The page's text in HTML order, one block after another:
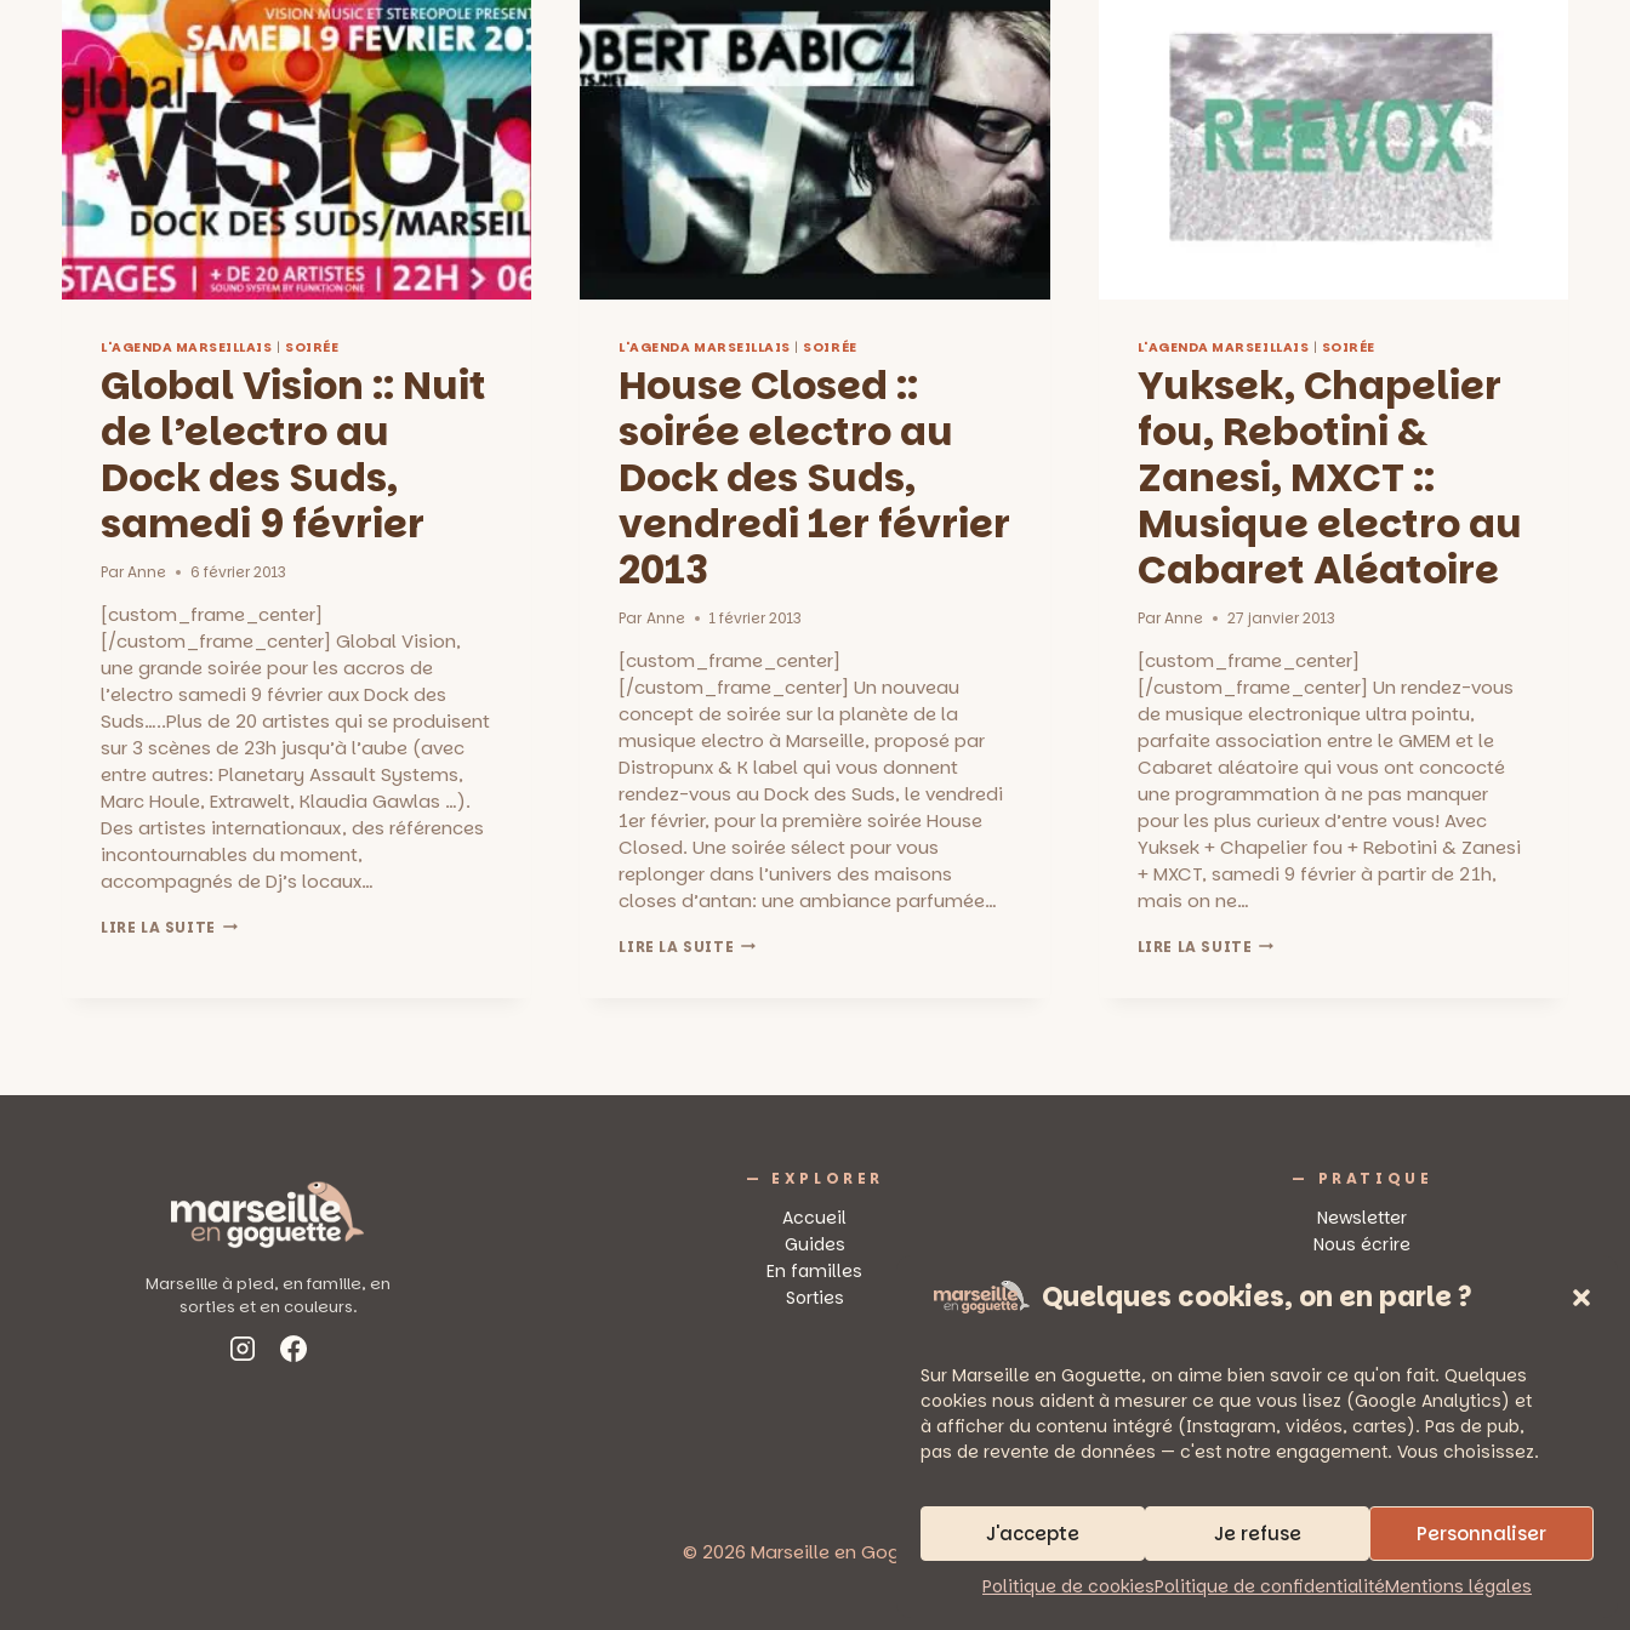
Quelques cookies, on en parle ?
Sur Marseille en Goguette, on aime bien savoir ce qu'on fait. Quelques
cookies nous aident à mesurer ce que vous lisez (Google Analytics) et
à afficher du contenu intégré (Instagram, vidéos, cartes). Pas de pub,
pas de revente de données — c'est notre engagement. Vous choisissez.
J'accepte Je refuse Personnaliser
Politique de cookiesPolitique de confidentialitéMentions légales
L'AGENDA MARSEILLAIS | SOIRÉE
Global Vision :: Nuit
de l’electro au
Dock des Suds,
samedi 9 février
ParAnne 6 février 2013
[custom_frame_center]
[/custom_frame_center] Global Vision,
une grande soirée pour les accros de
l’electro samedi 9 février aux Dock des
Suds…..Plus de 20 artistes qui se produisent
sur 3 scènes de 23h jusqu’à l’aube (avec
entre autres: Planetary Assault Systems,
Marc Houle, Extrawelt, Klaudia Gawlas …).
Des artistes internationaux, des références
incontournables du moment,
accompagnés de Dj’s locaux…
LIRE LA SUITE GLOBAL
DES
L'AGENDA MARSEILLAIS | SOIRÉE
House Closed ::
soirée electro au
Dock des Suds,
vendredi 1er février
2013
Par Anne 1 février 2013
[custom_frame_center]
[/custom_frame_center] Un nouveau
concept de soirée sur la planète de la
musique electro à Marseille, proposé par
Distropunx & K label qui vous donnent
rendez-vous au Dock des Suds, le vendredi
1er février, pour la première soirée House
Closed. Une soirée sélect pour vous
replonger dans l’univers des maisons
closes d’antan: une ambiance parfumée…
LIRE LA SUITE HOUSE
DES
FÉVRIER
L'AGENDA MARSEILLAIS | SOIRÉE
Yuksek, Chapelier
fou, Rebotini &
Zanesi, MXCT ::
Musique electro au
Cabaret Aléatoire
ParAnne 27 janvier 2013
[custom_frame_center]
[/custom_frame_center] Un rendez-vous
de musique electronique ultra pointu,
parfaite association entre le GMEM et le
Cabaret aléatoire qui vous ont concocté
une programmation à ne pas manquer
pour les plus curieux d’entre vous! Avec
Yuksek + Chapelier fou + Rebotini & Zanesi
+ MXCT, samedi 9 février à partir de 21h,
mais on ne…
LIRE LA SUITE YUKSEK,
::
CABARET
Marseille à pied, en famille, en
sorties et en couleurs.
— EXPLORER
Accueil
Guides
En familles
Sorties
— PRATIQUE
Newsletter
Nous écrire
Politique de confidentialité
© 2026 Marseille en Goguette